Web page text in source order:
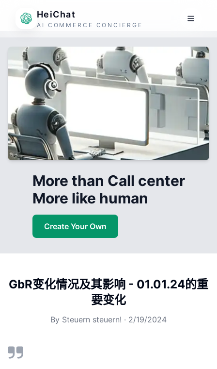
HeiChat
AI COMMERCE CONCIERGE
More than Call center
More like human
Create Your Own
GbR变化情况及其影响 - 01.01.24的重
要变化
By Steuern steuern! · 2/19/2024